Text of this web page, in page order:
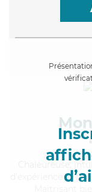
,
d'expérience et